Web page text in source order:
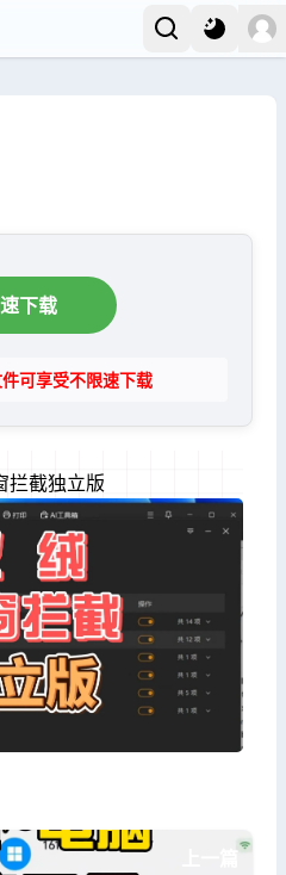
下载
可享受不限速下载
拦截独立版
上一篇